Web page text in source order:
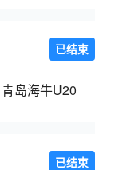
青岛海牛U20
已结束
已结束